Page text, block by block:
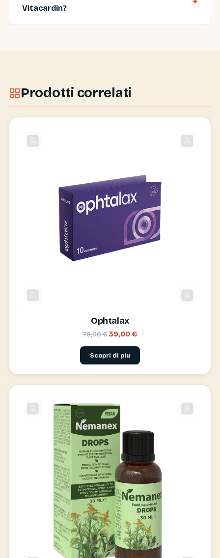
Vitacardin?
Prodotti correlati
Ophtalax
78,00 €39,00 €
Scopri di piu